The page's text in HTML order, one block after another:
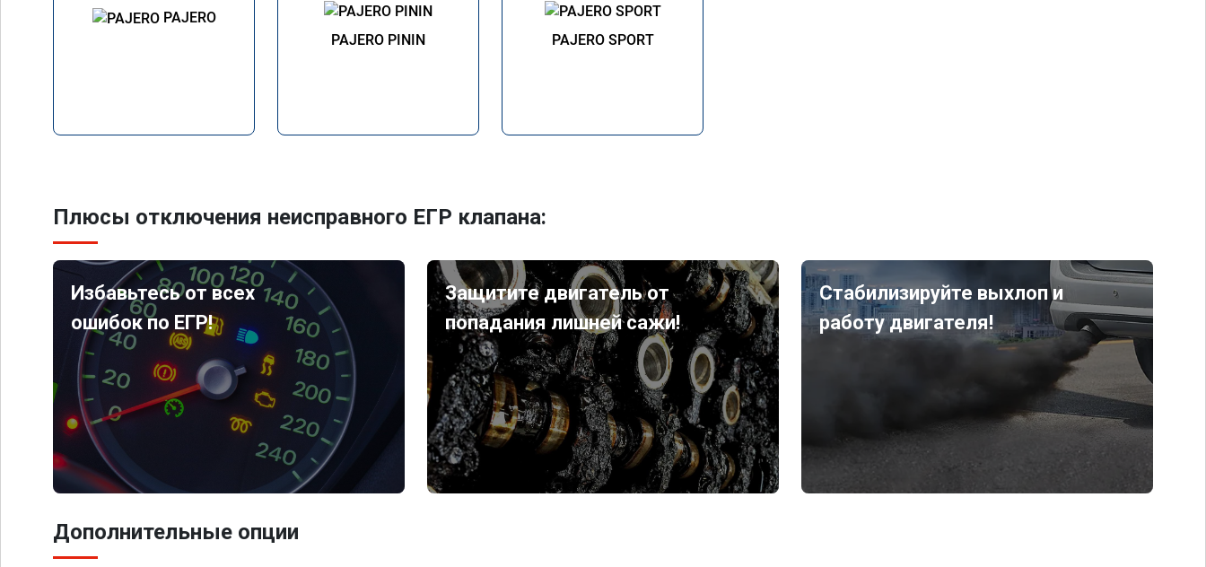
PAJERO
PAJERO PININ
PAJERO SPORT
Плюсы отключения неисправного ЕГР клапана:
Избавьтесь от всех
ошибок по ЕГР!
Защитите двигатель от
попадания лишней сажи!
Стабилизируйте выхлоп и
работу двигателя!
Дополнительные опции